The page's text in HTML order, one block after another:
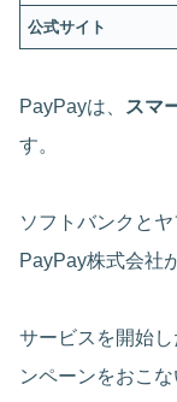
公式サイト
PayPayは、 スマ
す。
ソフトバンクと
PayPay株式会社
サービスを開始
ンペーンをおこ